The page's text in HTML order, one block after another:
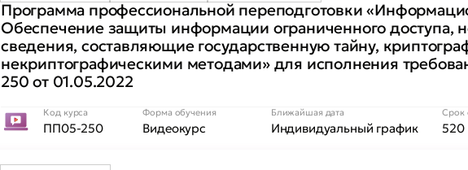
Программа профессиональной переподготовки
Обеспечение защиты информации ограниченного доступа,
сведения, составляющие государственную тайну,
некриптографическими методами» для исполнения
250 от 01.05.2022
Код курса
ПП05-250
Форма обучения
Видеокурс
Ближайшая дата
Индивидуальный график
Срок
520